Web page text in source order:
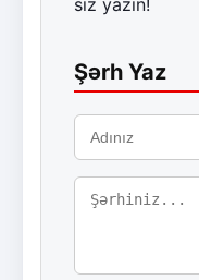
Şərh Yaz